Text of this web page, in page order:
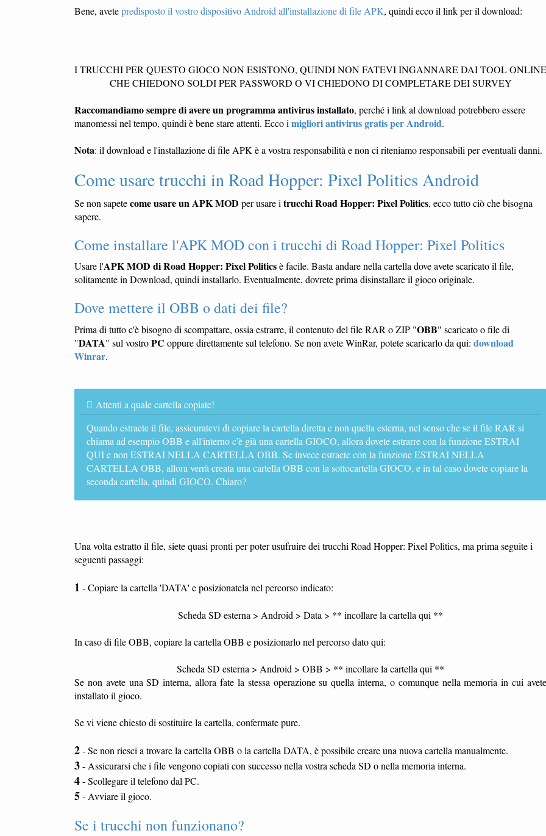
Bene, avetepredisposto il vostro dispositivo Android all'installazione di file APK, quindi ecco il link per il download:
I TRUCCHI PER QUESTO GIOCO NON ESISTONO, QUINDI NON FATEVI INGANNARE DAI TOOL ONLINE
CHE CHIEDONO SOLDI PER PASSWORD O VI CHIEDONO DI COMPLETARE DEI SURVEY
Raccomandiamo sempre di avere un programma antivirus installato, perché i link al download potrebbero essere
manomessi nel tempo, quindi è bene stare attenti. Ecco i migliori antivirus gratis per Android.
Nota: il download e l'installazione di file APK è a vostra responsabilità e non ci riteniamo responsabili per eventuali danni.
Come usare trucchi in Road Hopper: Pixel Politics Android
Se non sapetecome usare un APK MOD per usare i trucchi Road Hopper: Pixel Politics, ecco tutto ciò che bisogna
sapere.
Come installare l'APK MOD con i trucchi di Road Hopper: Pixel Politics
Usare l'APK MOD di Road Hopper: Pixel Politicsè facile. Basta andare nella cartella dove avete scaricato il file,
solitamente in Download, quindi installarlo. Eventualmente, dovrete prima disinstallare il gioco originale.
Dove mettere il OBB o dati dei file?
Prima di tutto c'è bisogno di scompattare, ossia estrarre, il contenuto del file RAR o ZIP "OBB" scaricato o file di
"DATA" sul vostroPC oppure direttamente sul telefono. Se non avete WinRar, potete scaricarlo da qui: download
Winrar.
Attenti a quale cartella copiate!
Quando estraete il file, assicuratevi di copiare la cartella diretta e non quella esterna, nel senso che se il file RAR si
chiama ad esempio OBB e all'interno c'è già una cartella GIOCO, allora dovete estrarre con la funzione ESTRAI
QUI e non ESTRAI NELLA CARTELLA OBB. Se invece estraete con la funzione ESTRAI NELLA
CARTELLA OBB, allora verrà creata una cartella OBB con la sottocartella GIOCO, e in tal caso dovete copiare la
seconda cartella, quindi GIOCO. Chiaro?
Una volta estratto il file, siete quasi pronti per poter usufruire dei trucchi Road Hopper: Pixel Politics, ma prima seguite i
seguenti passaggi:
1 - Copiare la cartella 'DATA' e posizionatela nel percorso indicato:
Scheda SD esterna > Android > Data > ** incollare la cartella qui **
In caso di file OBB, copiare la cartella OBB e posizionarlo nel percorso dato qui:
Scheda SD esterna > Android > OBB > ** incollare la cartella qui **
Se non avete una SD interna, allora fate la stessa operazione su quella interna, o comunque nella memoria in cui avete
installato il gioco.
Se vi viene chiesto di sostituire la cartella, confermate pure.
2- Se non riesci a trovare la cartella OBB o la cartella DATA, è possibile creare una nuova cartella manualmente.
3- Assicurarsi che i file vengono copiati con successo nella vostra scheda SD o nella memoria interna.
4- Scollegare il telefono dal PC.
5- Avviare il gioco.
Se i trucchi non funzionano?